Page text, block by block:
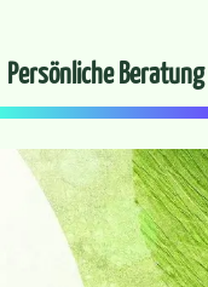
Persönliche Beratung